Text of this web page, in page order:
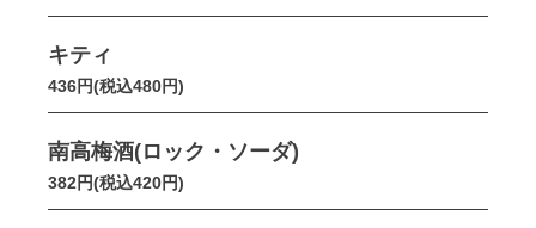
キティ
436円(税込480円)
南高梅酒(ロック・ソーダ)
382円(税込420円)